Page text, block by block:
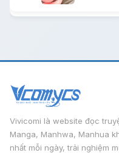
Vivicomi là website đọc
Manga, Manhwa, Manhua
nhất mỗi ngày, trải nghiệm